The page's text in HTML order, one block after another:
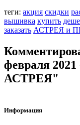
теги: акция скидки
вышивка купить
заказать АСТРЕЯ и
февраля
АСТРЕЯ"
Информация